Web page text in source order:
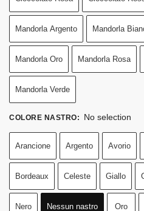
Mandorla Argento Mandorla
Mandorla Oro Mandorla Rosa
Mandorla Verde
COLORE NASTRO: No selection
Arancione Argento Avorio
Bordeaux Celeste Giallo
Nero Nessun nastro Oro